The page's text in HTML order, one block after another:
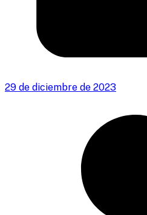
29 de diciembre de 2023